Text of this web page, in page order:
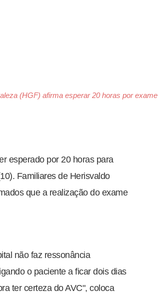
(HGF) afirma esperar 20 horas por exame
esperado por 20 horas para
Familiares de Herisvaldo
que a realização do exame
não faz ressonância
o paciente a ficar dois dias
ter certeza do AVC", coloca